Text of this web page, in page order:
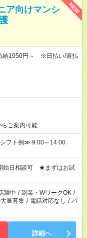
NEW
ア向けマンシ
給1950円～ ※日払い/週払
ご案内可能
始日相談可 ★まずはお試
躍中 / 副業・WワークOK /
量募集 / 電話対応なし / パ
詳細へ